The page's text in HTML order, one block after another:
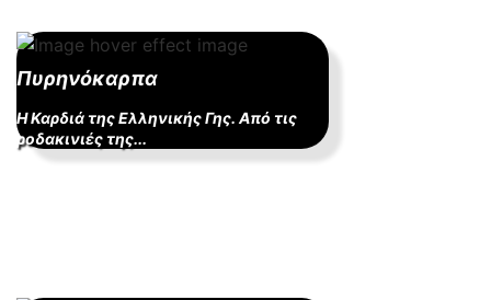
Πυρηνόκαρπα
Η Καρδιά της Ελληνικής Γης. Από τις
ροδακινιές της...